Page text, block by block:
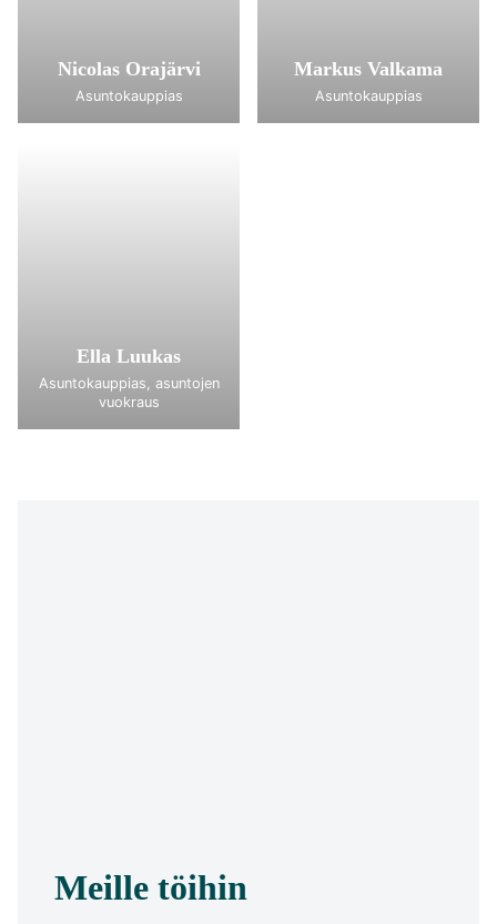
Nicolas Orajärvi
Asuntokauppias
Markus Valkama
Asuntokauppias
Ella Luukas
Asuntokauppias, asuntojen
vuokraus
Meille töihin